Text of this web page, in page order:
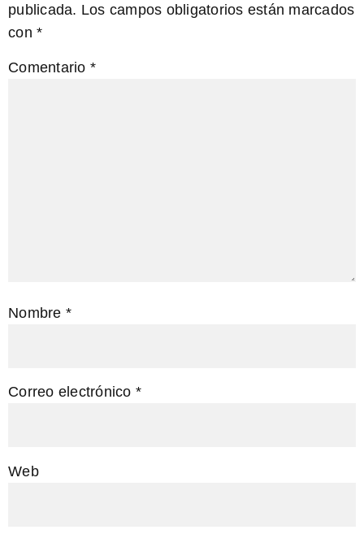
publicada. Los campos obligatorios están marcados
con *
Comentario *
Nombre *
Correo electrónico *
Web